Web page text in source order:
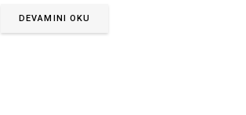
DEVAMINI OKU